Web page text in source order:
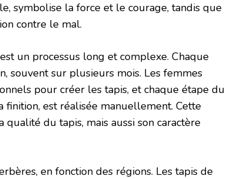
symbolise la force et le courage, tandis que
contre le mal.
est un processus long et complexe. Chaque
souvent sur plusieurs mois. Les femmes
pour créer les tapis, et chaque étape du
finition, est réalisée manuellement. Cette
du tapis, mais aussi son caractère
en fonction des régions. Les tapis de